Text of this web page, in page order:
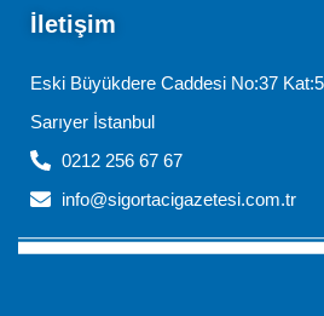
İletişim
Eski Büyükdere Caddesi No:37
Sarıyer İstanbul
0212 256 67 67
info@sigortacigazetesi.com.tr